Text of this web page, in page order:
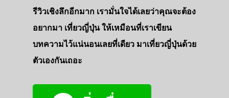
รีวิวเชิงลึกอีกมาก เรามั่นใจได้เลยว่าคุณจะต้อง
อยากมา เที่ยวญี่ปุ่น ให้เหมือนที่เราเขียน
บทความไว้แน่นอนเลยที่เดียว มาเที่ยวญี่ปุ่นด้วย
ตัวเองกันเถอะ